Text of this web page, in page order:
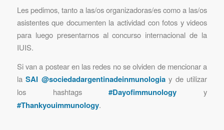
Les pedimos, tanto a las/os organizadoras/es como a las/os
asistentes que documenten la actividad con fotos y videos
para luego presentarnos al concurso internacional de la
IUIS.
Si van a postear en las redes no se olviden de mencionar a
laSAI @sociedadargentinadeinmunologiay de utilizar
los hashtags#Dayofimmunology y
#Thankyouimmunology.